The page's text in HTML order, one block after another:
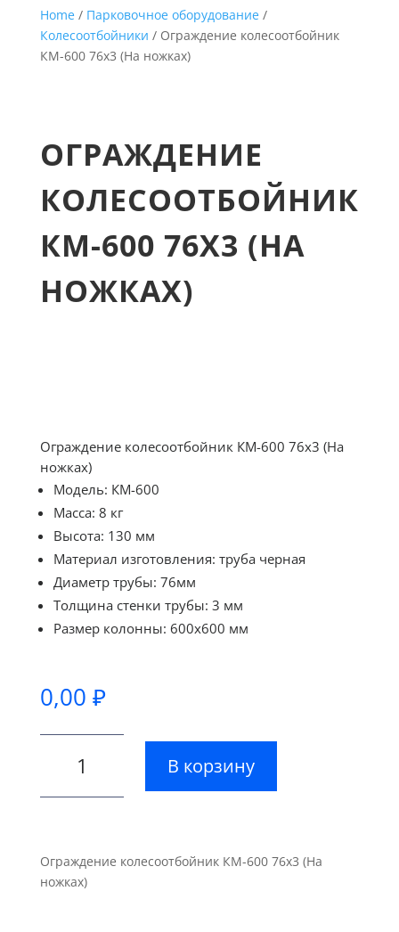
Home/ Парковочное оборудование/
Колесоотбойники / Ограждение колесоотбойник
КМ-600 76х3 (На ножках)
ОГРАЖДЕНИЕ
КОЛЕСООТБОЙНИК
КМ-600 76Х3 (НА
НОЖКАХ)
Ограждение колесоотбойник КМ-600 76х3 (На
ножках)
Модель: КМ-600
Масса: 8 кг
Высота: 130 мм
Материал изготовления: труба черная
Диаметр трубы: 76мм
Толщина стенки трубы: 3 мм
Размер колонны: 600х600 мм
0,00 ₽
товара
(На
ножках)
В корзину
Ограждение колесоотбойник КМ-600 76х3 (На
ножках)